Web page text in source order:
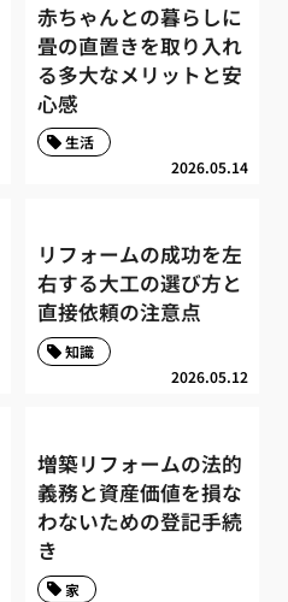
赤ちゃんとの暮らしに
畳の直置きを取り入れ
る多大なメリットと安
心感
2026.05.14
生活
リフォームの成功を左
右する大工の選び方と
直接依頼の注意点
2026.05.12
知識
増築リフォームの法的
義務と資産価値を損な
わないための登記手続
き
家